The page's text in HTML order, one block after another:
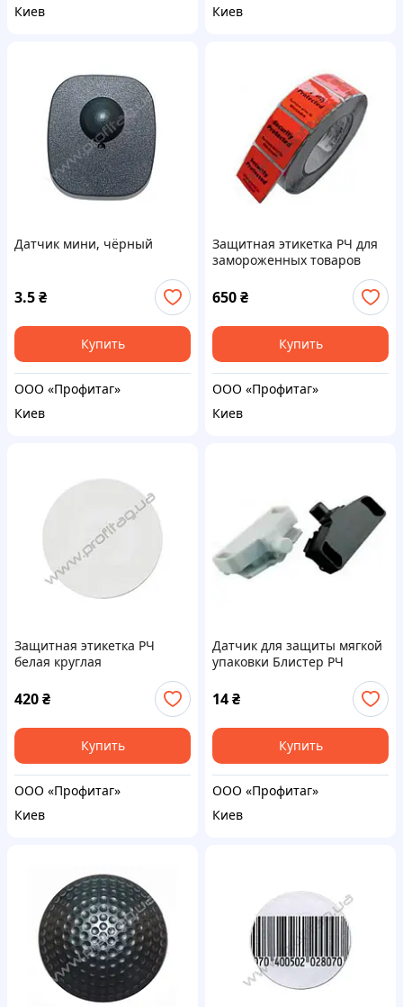
Киев
Киев
Датчик мини, чёрный
3.5₴
Купить
ООО «Профитаг»
Киев
Защитная этикетка РЧ для
замороженных товаров
650₴
Купить
ООО «Профитаг»
Киев
Защитная этикетка РЧ
белая круглая
420₴
Купить
ООО «Профитаг»
Киев
Датчик для защиты мягкой
упаковки Блистер РЧ
14₴
Купить
ООО «Профитаг»
Киев